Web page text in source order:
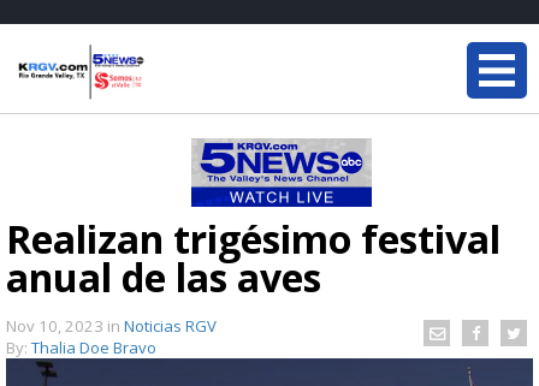
Realizan trigésimo festival
anual de las aves
Nov 10, 2023 in Noticias RGV
By: Thalia Doe Bravo